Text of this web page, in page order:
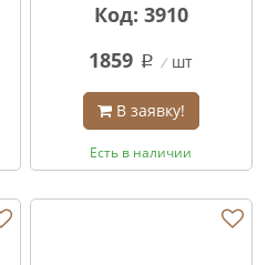
Код: 3910
1859 q шт
В заявку!
Есть в наличии